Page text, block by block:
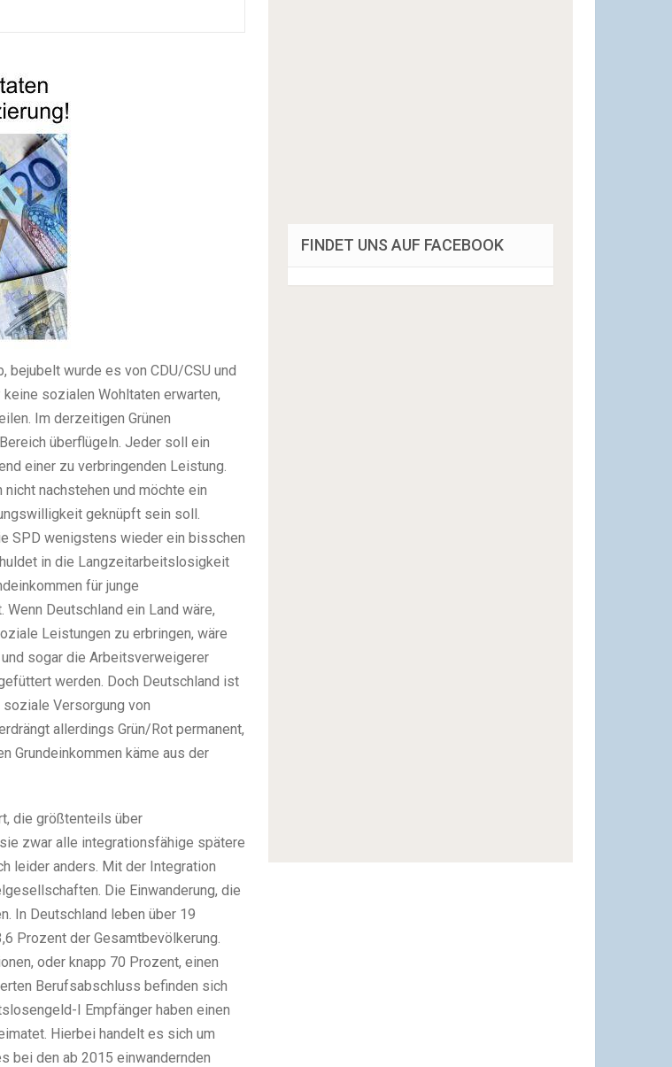
bejubelt wurde es von CDU/CSU und
keine sozialen Wohltaten erwarten,
Im derzeitigen Grünen
überflügeln. Jeder soll ein
einer zu verbringenden Leistung.
nachstehen und möchte ein
geknüpft sein soll.
SPD wenigstens wieder ein bisschen
in die Langzeitarbeitslosigkeit
für junge
Deutschland ein Land wäre,
Leistungen zu erbringen, wäre
sogar die Arbeitsverweigerer
werden. Doch Deutschland ist
Versorgung von
allerdings Grün/Rot permanent,
Grundeinkommen käme aus der
die größtenteils über
zwar alle integrationsfähige spätere
leider anders. Mit der Integration
Die Einwanderung, die
In Deutschland leben über 19
Prozent der Gesamtbevölkerung.
oder knapp 70 Prozent, einen
Berufsabschluss befinden sich
I Empfänger haben einen
Hierbei handelt es sich um
bei den ab 2015 einwandernden
FINDET UNS AUF FACEBOOK